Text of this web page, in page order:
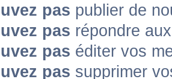
pas publier de
pas répondre
pas éditer vos
pas supprimer